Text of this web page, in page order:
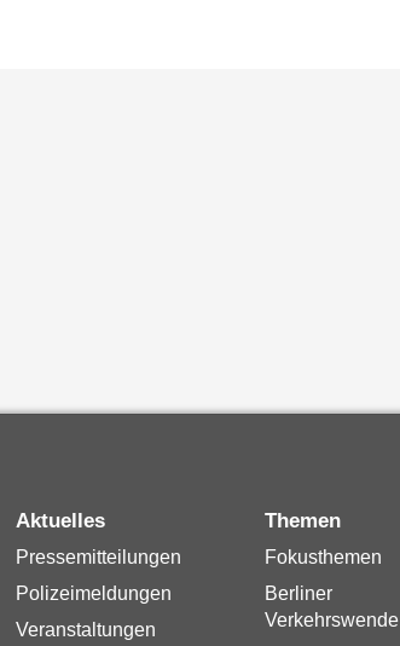
Aktuelles
Pressemitteilungen
Polizeimeldungen
Veranstaltungen
Themen
Fokusthemen
Berliner
Verkehrswende